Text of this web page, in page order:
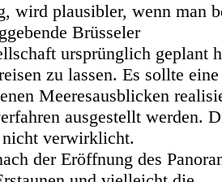
wird plausibler, wenn man
Brüsseler
ursprünglich geplant
zu lassen. Es sollte
Meeresausblicken
ausgestellt werden.
nicht verwirklicht.
der Eröffnung des